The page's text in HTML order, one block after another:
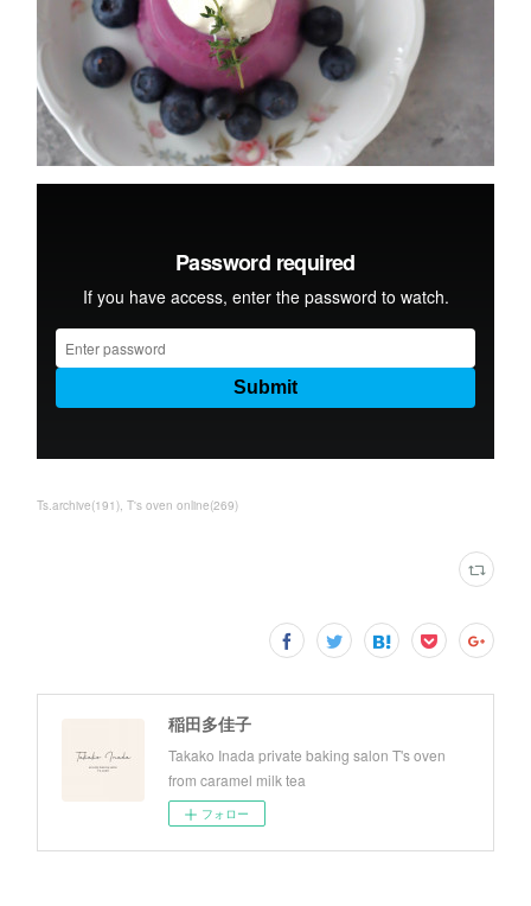
Ts.archive(191) T's oven online(269)
稲田多佳子
Takako Inada private baking salon T's oven
from caramel milk tea
フォロー